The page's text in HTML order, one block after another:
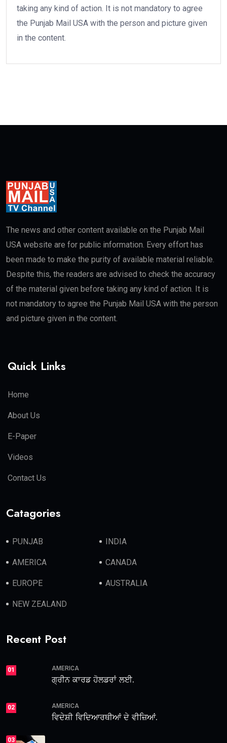
taking any kind of action. It is not mandatory to agree
the Punjab Mail USA with the person and picture given
in the content.
The news and other content available on the Punjab Mail
USA website are for public information. Every effort has
been made to make the purity of available material reliable.
Despite this, the readers are advised to check the accuracy
of the material given before taking any kind of action. It is
not mandatory to agree the Punjab Mail USA with the person
and picture given in the content.
Quick Links
Home
About Us
E-Paper
Videos
Contact Us
Catagories
PUNJAB INDIA
AMERICA CANADA
EUROPE AUSTRALIA
NEW ZEALAND
Recent Post
01 AMERICA
ਗ੍ਰੀਨ ਕਾਰਡ ਹੋਲਡਰਾਂ ਲਈ.
02 AMERICA
ਵਿਦੇਸ਼ੀ ਵਿਦਿਆਰਥੀਆਂ ਦੇ ਵੀਜ਼ਿਆਂ.
03